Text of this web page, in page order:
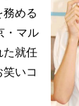
務める
・マル
た就任
いコ